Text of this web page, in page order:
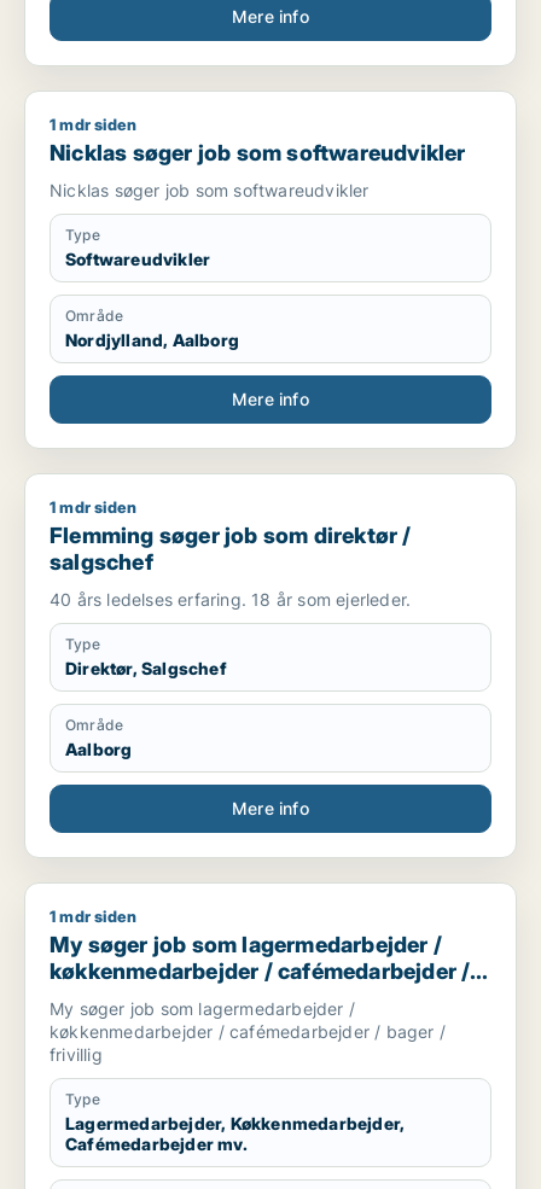
Mere info
Nicklas søger job som softwareudvikler
1 mdr siden
Nicklas søger job som softwareudvikler
Nicklas søger job som softwareudvikler
Type
Softwareudvikler
Område
Nordjylland, Aalborg
Mere info
Flemming søger job som direktør / salgschef
1 mdr siden
Flemming søger job som direktør /
salgschef
40 års ledelses erfaring. 18 år som ejerleder.
Type
Direktør, Salgschef
Område
Aalborg
Mere info
My søger job som lagermedarbejder / køkkenmedarbejder
1 mdr siden
My søger job som lagermedarbejder /
køkkenmedarbejder / cafémedarbejder /
bager / frivillig
My søger job som lagermedarbejder /
køkkenmedarbejder / cafémedarbejder / bager /
frivillig
Type
Lagermedarbejder, Køkkenmedarbejder,
Cafémedarbejder mv.